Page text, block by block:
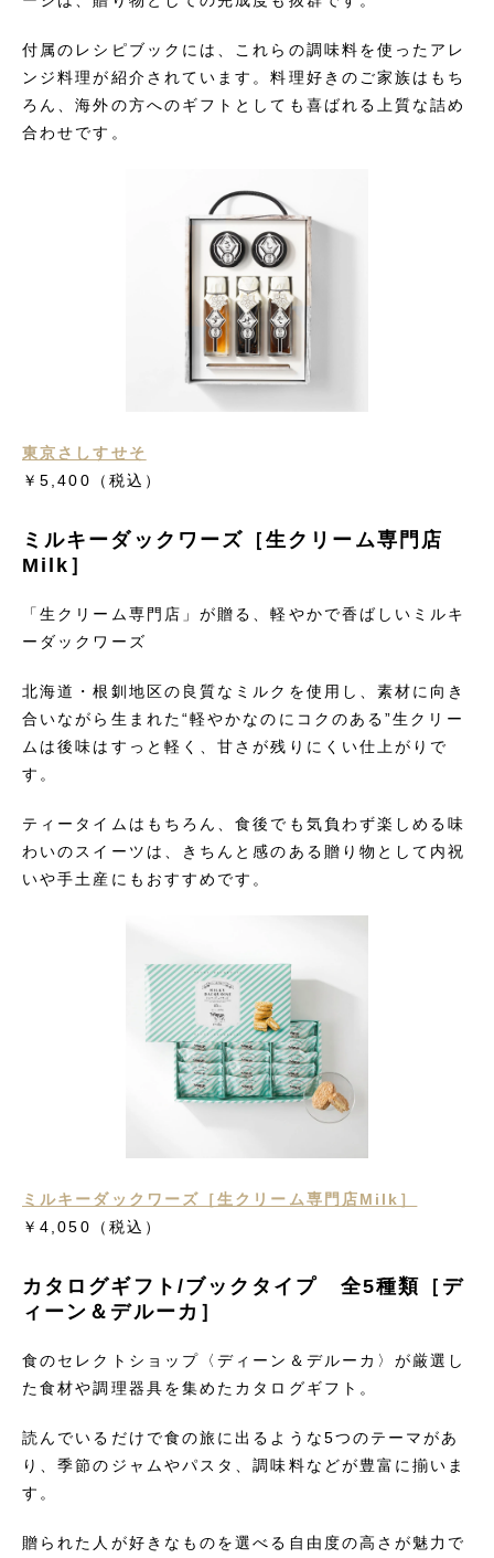
付属のレシピブックには、これらの調味料を使ったアレ
ンジ料理が紹介されています。料理好きのご家族はもち
ろん、海外の方へのギフトとしても喜ばれる上質な詰め
合わせです。
東京さしすせそ
￥5,400
（税込）
ミルキーダックワーズ［生クリーム専門店
Milk］
「生クリーム専門店」が贈る、軽やかで香ばしいミルキ
ーダックワーズ
北海道・根釧地区の良質なミルクを使用し、素材に向き
合いながら生まれた“軽やかなのにコクのある”生クリー
ムは後味はすっと軽く、甘さが残りにくい仕上がりで
す。
ティータイムはもちろん、食後でも気負わず楽しめる味
わいのスイーツは、きちんと感のある贈り物として内祝
いや手土産にもおすすめです。
ミルキーダックワーズ［生クリーム専門店Milk］
￥4,050
（税込）
カタログギフト/ブックタイプ 全5種類［デ
ィーン＆デルーカ］
食のセレクトショップ〈ディーン＆デルーカ〉が厳選し
た食材や調理器具を集めたカタログギフト。
読んでいるだけで食の旅に出るような5つのテーマがあ
り、季節のジャムやパスタ、調味料などが豊富に揃いま
す。
贈られた人が好きなものを選べる自由度の高さが魅力で